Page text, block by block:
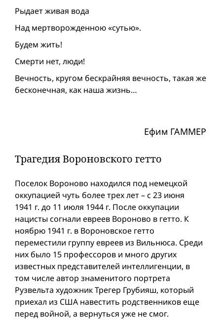
Рыдает живая вода
Над мертворожденною «сутью».
Будем жить!
Смерти нет, люди!
Вечность, кругом бескрайняя вечность, такая же
бесконечная, как наша жизнь…
Ефим ГАММЕР
Трагедия Вороновского гетто
Поселок Вороново находился под немецкой
оккупацией чуть более трех лет – с 23 июня
1941 г. до 11 июля 1944 г. После оккупации
нацисты согнали евреев Вороново в гетто. К
ноябрю 1941 г. в Вороновское гетто
переместили группу евреев из Вильнюса. Среди
них было 15 профессоров и много других
известных представителей интеллигенции, в
том числе автор знаменитого портрета
Рузвельта художник Трегер Грубияш, который
приехал из США навестить родственников еще
перед вой­ной, а вернуться уже не смог.